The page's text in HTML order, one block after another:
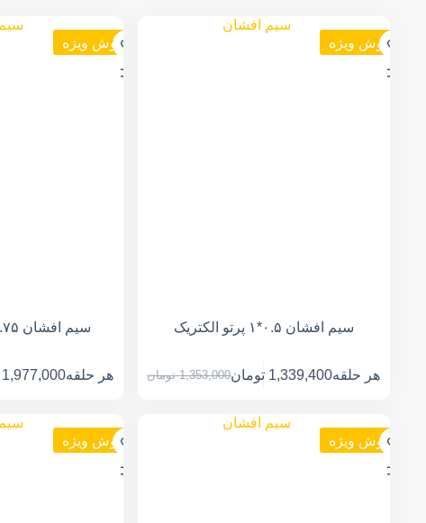
فروش ویژه
سیم افشان ۰.۵*۱ پرتو الکتریک
هر حلقه 1,353,000 تومان 1,339,400 تومان
فروش ویژه
سیم افشان ۰.۷۵*۱ پرتو الکتریک
هر حلقه1,977,000
فروش ویژه فروش ویژه